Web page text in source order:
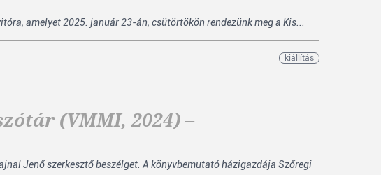
amelyet 2025. január 23-án, csütörtökön rendezünk meg a Kis...
kiállítás
(VMMI, 2024) –
Jenő szerkesztő beszélget. A könyvbemutató házigazdája Szőregi